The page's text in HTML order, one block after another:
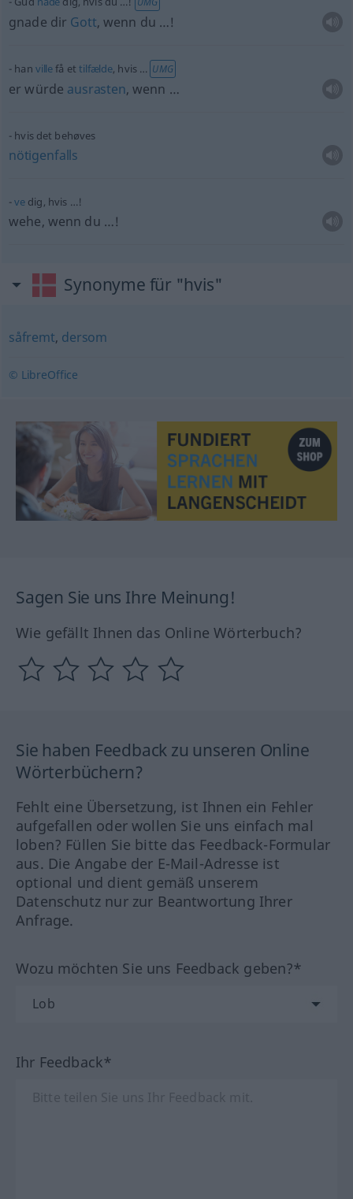
gnade dir Gott, wenn du …!
han villefå ettilfælde, hvis … UMG
er würde ausrasten, wenn …
hvis det behøves
nötigenfalls
vedig, hvis …!
wehe, wenn du …!
Synonyme für "hvis"
såfremt, dersom
© LibreOffice
Sagen Sie uns Ihre Meinung!
Wie gefällt Ihnen das Online Wörterbuch?
Sie haben Feedback zu unseren Online
Wörterbüchern?
Fehlt eine Übersetzung, ist Ihnen ein Fehler
aufgefallen oder wollen Sie uns einfach mal
loben? Füllen Sie bitte das Feedback-Formular
aus. Die Angabe der E-Mail-Adresse ist
optional und dient gemäß unserem
Datenschutz nur zur Beantwortung Ihrer
Anfrage.
Wozu möchten Sie uns Feedback geben?*
Ihr Feedback*